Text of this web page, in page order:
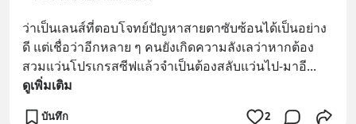
ว่าเป็นเลนส์ที่ตอบโจทย์ปัญหาสายตาซับซ้อนได้เป็นอย่าง
ดี แต่เชื่อว่าอีกหลาย ๆ คนยังเกิดความลังเลว่าหากต้อง
สวมแว่นโปรเกรสซีฟแล้วจำเป็นต้องสลับแว่นไป-มาอี...
ดูเพิ่มเติม
บันทึก 2